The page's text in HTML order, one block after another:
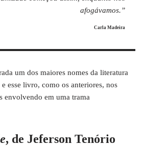
afogávamos.”
Carla Madeira
um dos maiores nomes da literatura
esse livro, como os anteriores, nos
envolvendo em uma trama
, de Jeferson Tenório